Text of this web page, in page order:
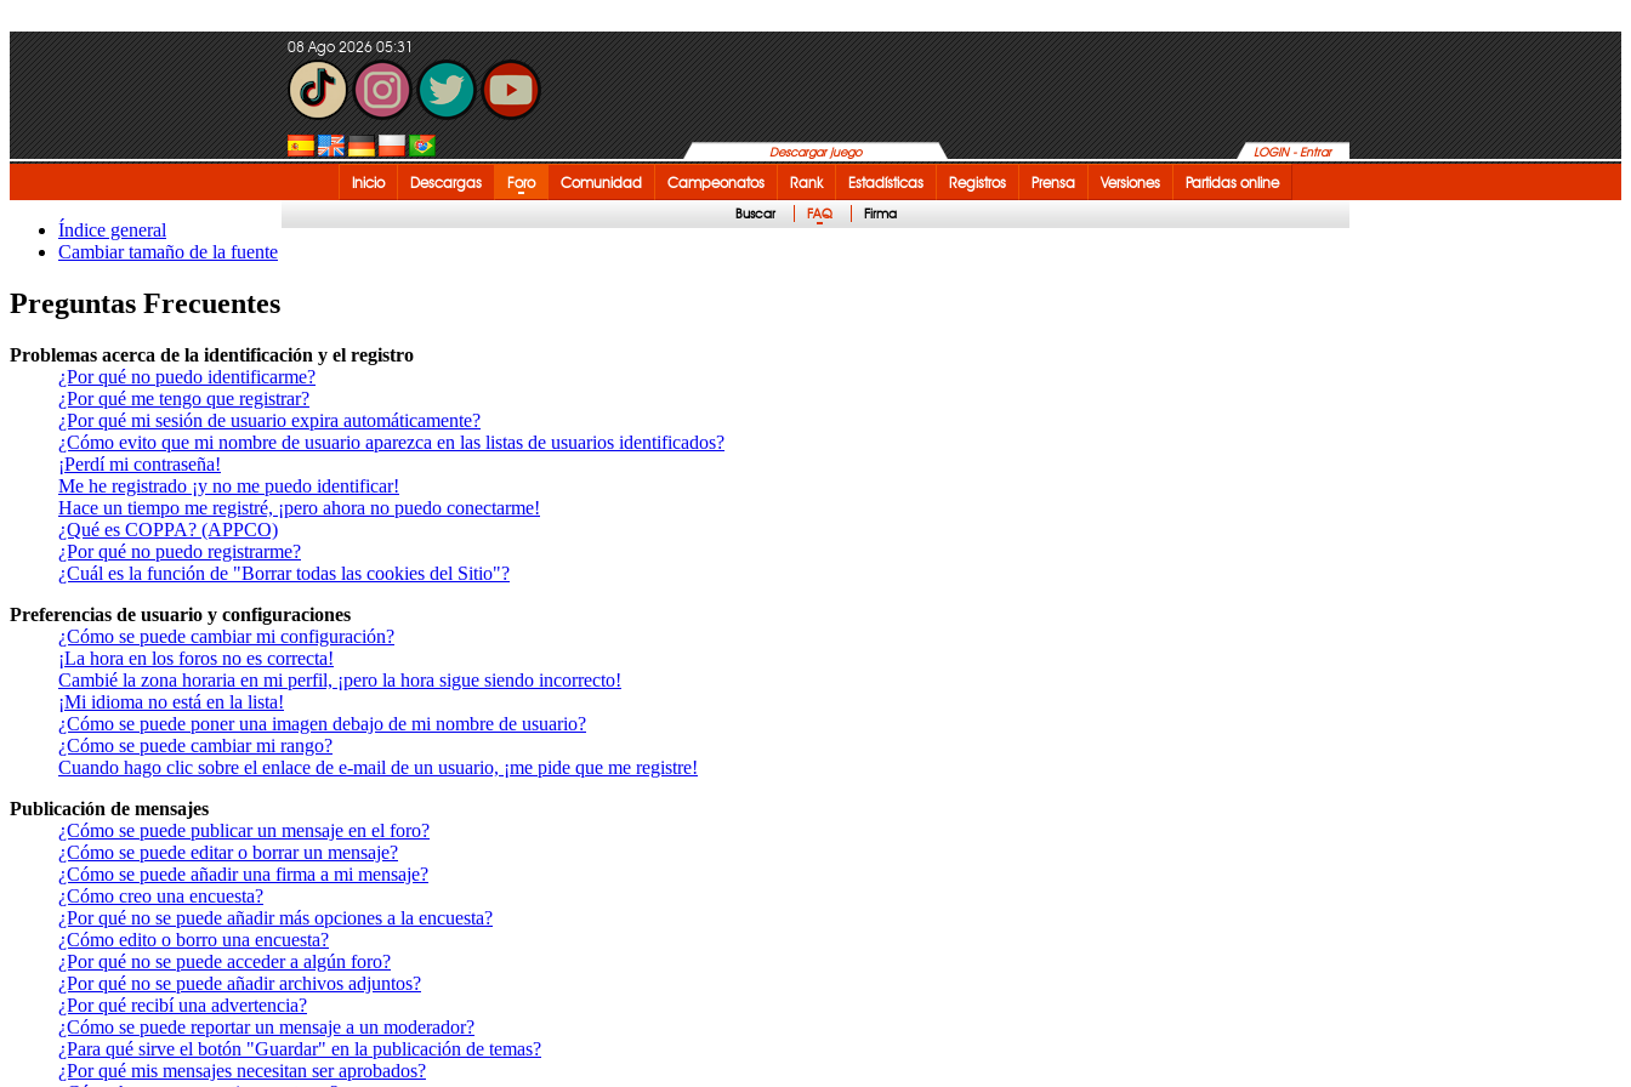
08 Ago 2026 05:31
Descargar juego LOGIN - Entrar
Inicio Descargas Foro Comunidad Campeonatos Rank Estadísticas Registros Prensa Versiones Partidas online
Buscar FAQ Firma
Índice general
Cambiar tamaño de la fuente
Preguntas Frecuentes
Problemas acerca de la identificación y el registro
¿Por qué no puedo identificarme?
¿Por qué me tengo que registrar?
¿Por qué mi sesión de usuario expira automáticamente?
¿Cómo evito que mi nombre de usuario aparezca en las listas de usuarios identificados?
¡Perdí mi contraseña!
Me he registrado ¡y no me puedo identificar!
Hace un tiempo me registré, ¡pero ahora no puedo conectarme!
¿Qué es COPPA? (APPCO)
¿Por qué no puedo registrarme?
¿Cuál es la función de "Borrar todas las cookies del Sitio"?
Preferencias de usuario y configuraciones
¿Cómo se puede cambiar mi configuración?
¡La hora en los foros no es correcta!
Cambié la zona horaria en mi perfil, ¡pero la hora sigue siendo incorrecto!
¡Mi idioma no está en la lista!
¿Cómo se puede poner una imagen debajo de mi nombre de usuario?
¿Cómo se puede cambiar mi rango?
Cuando hago clic sobre el enlace de e-mail de un usuario, ¡me pide que me registre!
Publicación de mensajes
¿Cómo se puede publicar un mensaje en el foro?
¿Cómo se puede editar o borrar un mensaje?
¿Cómo se puede añadir una firma a mi mensaje?
¿Cómo creo una encuesta?
¿Por qué no se puede añadir más opciones a la encuesta?
¿Cómo edito o borro una encuesta?
¿Por qué no se puede acceder a algún foro?
¿Por qué no se puede añadir archivos adjuntos?
¿Por qué recibí una advertencia?
¿Cómo se puede reportar un mensaje a un moderador?
¿Para qué sirve el botón "Guardar" en la publicación de temas?
¿Por qué mis mensajes necesitan ser aprobados?